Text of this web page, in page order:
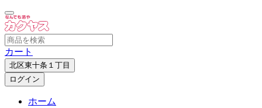
カート
北区東十条１丁目
ログイン
ホーム